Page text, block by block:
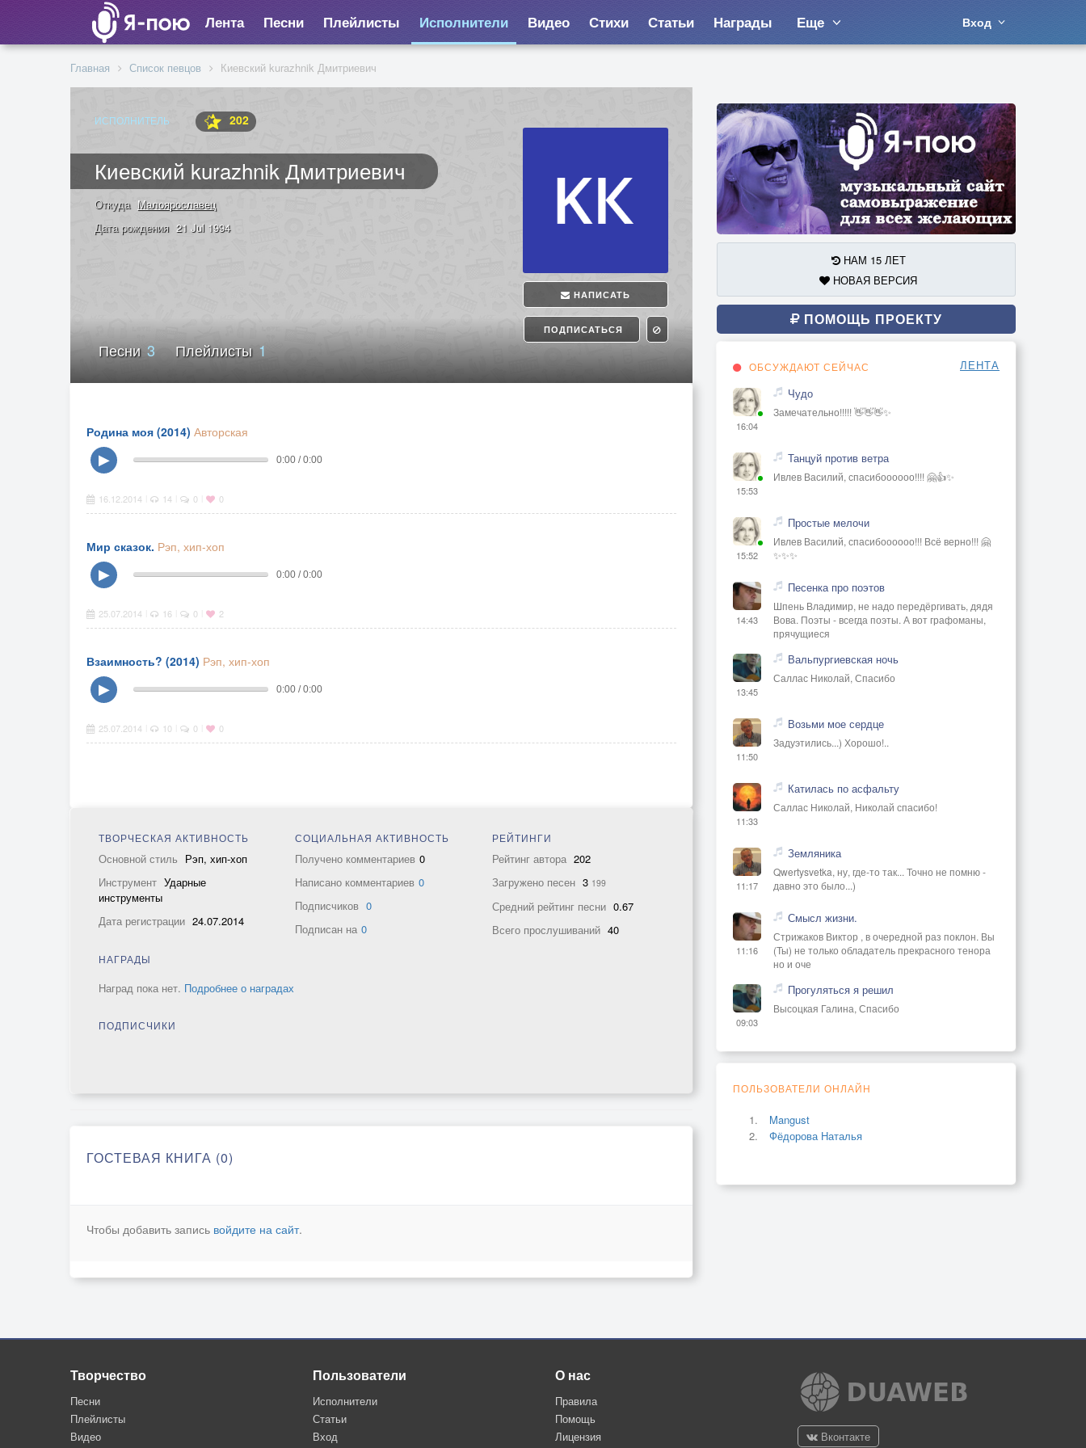
Лента Песни Плейлисты Исполнители Видео Стихи Статьи Награды Еще Вход
Главная Список певцов Киевский kurazhnik Дмитриевич
ИСПОЛНИТЕЛЬ 202
Киевский kurazhnik Дмитриевич
НАПИСАТЬ
ПОДПИСАТЬСЯ
Откуда Малоярославец
Дата рождения 21 Jul 1994
Песни3 Плейлисты1
Родина моя (2014) Авторская
▶
0:00 / 0:00
16.12.2014 14 0 0
Мир сказок. Рэп, хип-хоп
▶
0:00 / 0:00
25.07.2014 16 0 2
Взаимность? (2014) Рэп, хип-хоп
▶
0:00 / 0:00
25.07.2014 10 0 0
ТВОРЧЕСКАЯ АКТИВНОСТЬ
Основной стиль Рэп, хип-хоп
Инструмент Ударные
инструменты
Дата регистрации 24.07.2014
СОЦИАЛЬНАЯ АКТИВНОСТЬ
Получено комментариев 0
Написано комментариев 0
Подписчиков 0
Подписан на 0
РЕЙТИНГИ
Рейтинг автора 202
Загружено песен 3 199
Средний рейтинг песни 0.67
Всего прослушиваний 40
НАГРАДЫ
Наград пока нет. Подробнее о наградах
ПОДПИСЧИКИ
ГОСТЕВАЯ КНИГА (0)
Чтобы добавить запись войдите на сайт.
НАМ 15 ЛЕТ
НОВАЯ ВЕРСИЯ
ПОМОЩЬ ПРОЕКТУ
ОБСУЖДАЮТ СЕЙЧАС ЛЕНТА
16:04
Чудо
Замечательно!!!!! 👋👋👋✨
15:53
Танцуй против ветра
Ивлев Василий, спасибоооооо!!!! 🤗👍✨
15:52
Простые мелочи
Ивлев Василий, спасибоооооо!!! Всё верно!!! 🤗
✨✨✨
14:43
Песенка про поэтов
Шпень Владимир, не надо передёргивать, дядя
Вова. Поэты - всегда поэты. А вот графоманы,
прячущиеся
13:45
Вальпургиевская ночь
Саллас Николай, Спасибо
11:50
Возьми мое сердце
Задуэтились...) Хорошо!..
11:33
Катилась по асфальту
Саллас Николай, Николай спасибо!
11:17
Земляника
Qwertysvetka, ну, где-то так... Точно не помню -
давно это было...)
11:16
Смысл жизни.
Стрижаков Виктор , в очередной раз поклон. Вы
(Ты) не только обладатель прекрасного тенора
но и оче
09:03
Прогуляться я решил
Высоцкая Галина, Спасибо
ПОЛЬЗОВАТЕЛИ ОНЛАЙН
Mangust
Фёдорова Наталья
Творчество
Песни
Плейлисты
Видео
Пользователи
Исполнители
Статьи
Вход
О нас
Правила
Помощь
Лицензия
Вконтакте